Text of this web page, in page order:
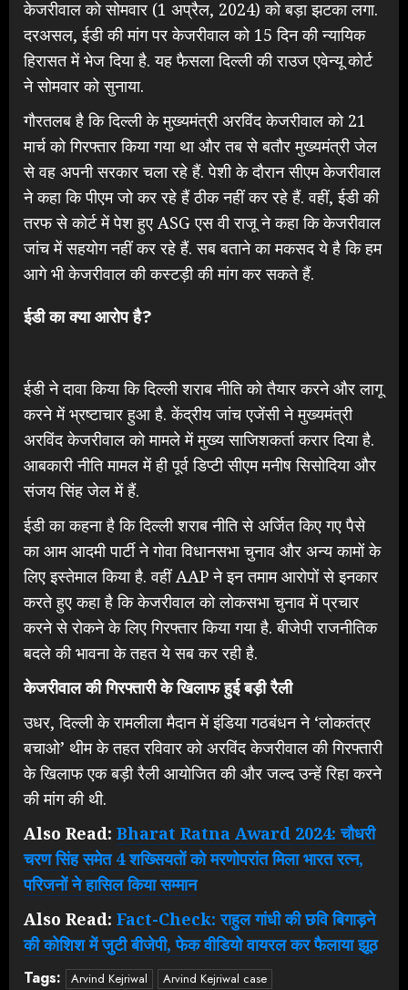
केजरीवाल को सोमवार (1 अप्रैल, 2024) को बड़ा झटका लगा.
दरअसल, ईडी की मांग पर केजरीवाल को 15 दिन की न्यायिक
हिरासत में भेज दिया है. यह फैसला दिल्ली की राउज एवेन्यू कोर्ट
ने सोमवार को सुनाया.
गौरतलब है कि दिल्ली के मुख्यमंत्री अरविंद केजरीवाल को 21
मार्च को गिरफ्तार किया गया था और तब से बतौर मुख्यमंत्री जेल
से वह अपनी सरकार चला रहे हैं. पेशी के दौरान सीएम केजरीवाल
ने कहा कि पीएम जो कर रहे हैं ठीक नहीं कर रहे हैं. वहीं, ईडी की
तरफ से कोर्ट में पेश हुए ASG एस वी राजू ने कहा कि केजरीवाल
जांच में सहयोग नहीं कर रहे हैं. सब बताने का मकसद ये है कि हम
आगे भी केजरीवाल की कस्टड़ी की मांग कर सकते हैं.
ईडी का क्या आरोप है?
ईडी ने दावा किया कि दिल्ली शराब नीति को तैयार करने और लागू
करने में भ्रष्टाचार हुआ है. केंद्रीय जांच एजेंसी ने मुख्यमंत्री
अरविंद केजरीवाल को मामले में मुख्य साजिशकर्ता करार दिया है.
आबकारी नीति मामल में ही पूर्व डिप्टी सीएम मनीष सिसोदिया और
संजय सिंह जेल में हैं.
ईडी का कहना है कि दिल्ली शराब नीति से अर्जित किए गए पैसे
का आम आदमी पार्टी ने गोवा विधानसभा चुनाव और अन्य कामों के
लिए इस्तेमाल किया है. वहीं AAP ने इन तमाम आरोपों से इनकार
करते हुए कहा है कि केजरीवाल को लोकसभा चुनाव में प्रचार
करने से रोकने के लिए गिरफ्तार किया गया है. बीजेपी राजनीतिक
बदले की भावना के तहत ये सब कर रही है.
केजरीवाल की गिरफ्तारी के खिलाफ हुई बड़ी रैली
उधर, दिल्ली के रामलीला मैदान में इंडिया गठबंधन ने ‘लोकतंत्र
बचाओ’ थीम के तहत रविवार को अरविंद केजरीवाल की गिरफ्तारी
के खिलाफ एक बड़ी रैली आयोजित की और जल्द उन्हें रिहा करने
की मांग की थी.
Also Read: Bharat Ratna Award 2024: चौधरी
चरण सिंह समेत 4 शख्सियतों को मरणोपरांत मिला भारत रत्न,
परिजनों ने हासिल किया सम्मान
Also Read: Fact-Check: राहुल गांधी की छवि बिगाड़ने
की कोशिश में जुटी बीजेपी, फेक वीडियो वायरल कर फैलाया झूठ
Tags: Arvind Kejriwal
Arvind Kejriwal case